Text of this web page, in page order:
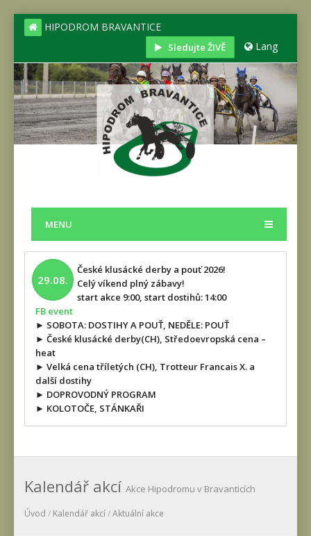
HIPODROM BRAVANTICE
Sledujte ŽIVĚ Lang
MENU
29.08.
České klusácké derby a pouť 2026!
Celý víkend plný zábavy!
start akce 9:00, start dostihů: 14:00
FB event
► SOBOTA: DOSTIHY A POUŤ, NEDĚLE: POUŤ
► České klusácké derby(CH), Středoevropská cena –
heat
► Velká cena tříletých (CH), Trotteur Francais X. a
další dostihy
► DOPROVODNÝ PROGRAM
► KOLOTOČE, STÁNKAŘI
Kalendář akcí Akce Hipodromu v Bravanticích
Úvod / Kalendář akcí/Aktuální akce